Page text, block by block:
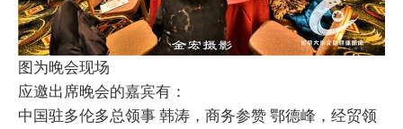
图为晚会现场
应邀出席晚会的嘉宾有：
中国驻多伦多总领事 韩涛，商务参赞 鄂德峰，经贸领